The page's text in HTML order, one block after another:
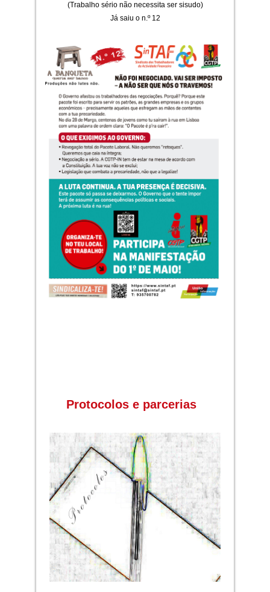
(Trabalho sério não necessita ser sisudo)
Já saiu o n.º 12
Protocolos e parcerias